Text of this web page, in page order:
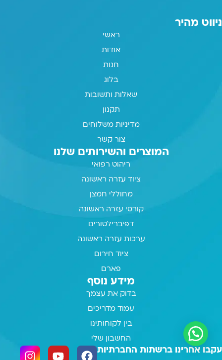
ניווט מהיר
ראשי
אודות
חנות
בלוג
שאלות ותשובות
תקנון
מדיניות משלוחים
צור קשר
המוצרים והשירותים שלנו
ריהוט רפואי
ציוד עזרה ראשונה
מחוללי חמצן
קורסי עזרה ראשונה
דפיברילטורים
ערכות עזרה ראשונה
ציוד חירום
פארם
מידע נוסף
בדוק את עצמך
עמוד מדריכים
בין לקוחותינו
החשבון שלי
עקבו אחרינו ברשתות החברתיות